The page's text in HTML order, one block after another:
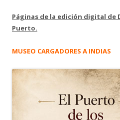
Páginas de la edición digital de
Puerto.
MUSEO CARGADORES A INDIAS